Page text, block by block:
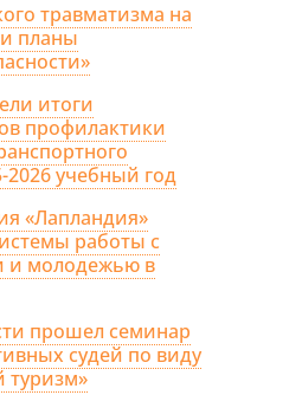
травматизма на
и планы
итоги
профилактики
2026 учебный год
«Лапландия»
работы с
и молодежью в
прошел семинар
судей по виду
туризм»